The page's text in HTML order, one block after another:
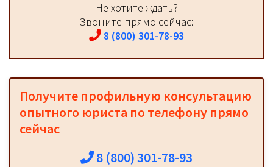
Не хотите ждать?
Звоните прямо сейчас:
8 (800) 301-78-93
Получите профильную консультацию
опытного юриста по телефону прямо
сейчас
8 (800) 301-78-93